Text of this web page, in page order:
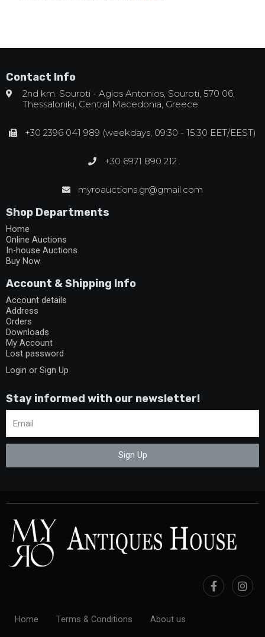
Contact Info
2nd km. Souroti - Agios Antonios, Souroti, 570 06,
Thessaloniki, Central Macedonia, Greece
+30 2396 041 989 (weekdays, 09:30 - 15:30 EET/EEST)
+30 6971 890 212
myroauctions.gr@gmail.com
Shop Departments
Home
Online Auctions
In-house Auctions
Buy Now
Account & Shipping Info
Account details
Address
Orders
Downloads
My Account
Lost password
Login or Sign Up
Stay informed with our newsletter!
Sign Up
Home Terms & Conditions About us